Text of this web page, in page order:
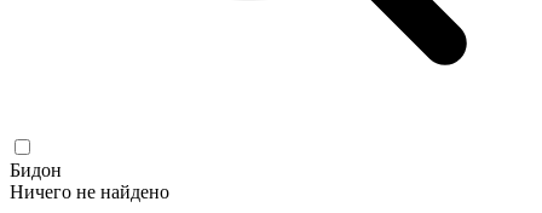
Бидон
Ничего не найдено